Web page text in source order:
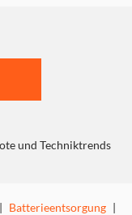
und Techniktrends
| Batterieentsorgung |